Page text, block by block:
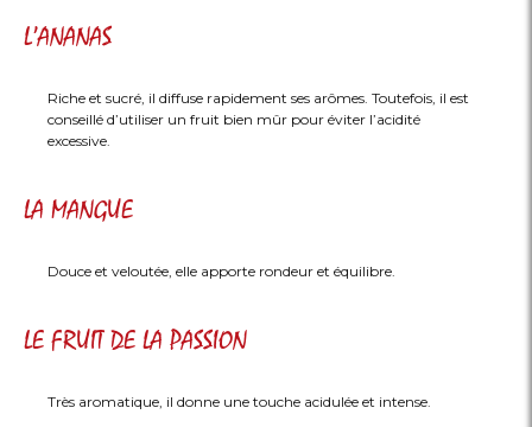
L’ANANAS
Riche et sucré, il diffuse rapidement ses arômes. Toutefois, il est
conseillé d’utiliser un fruit bien mûr pour éviter l’acidité
excessive.
LA MANGUE
Douce et veloutée, elle apporte rondeur et équilibre.
LE FRUIT DE LA PASSION
Très aromatique, il donne une touche acidulée et intense.